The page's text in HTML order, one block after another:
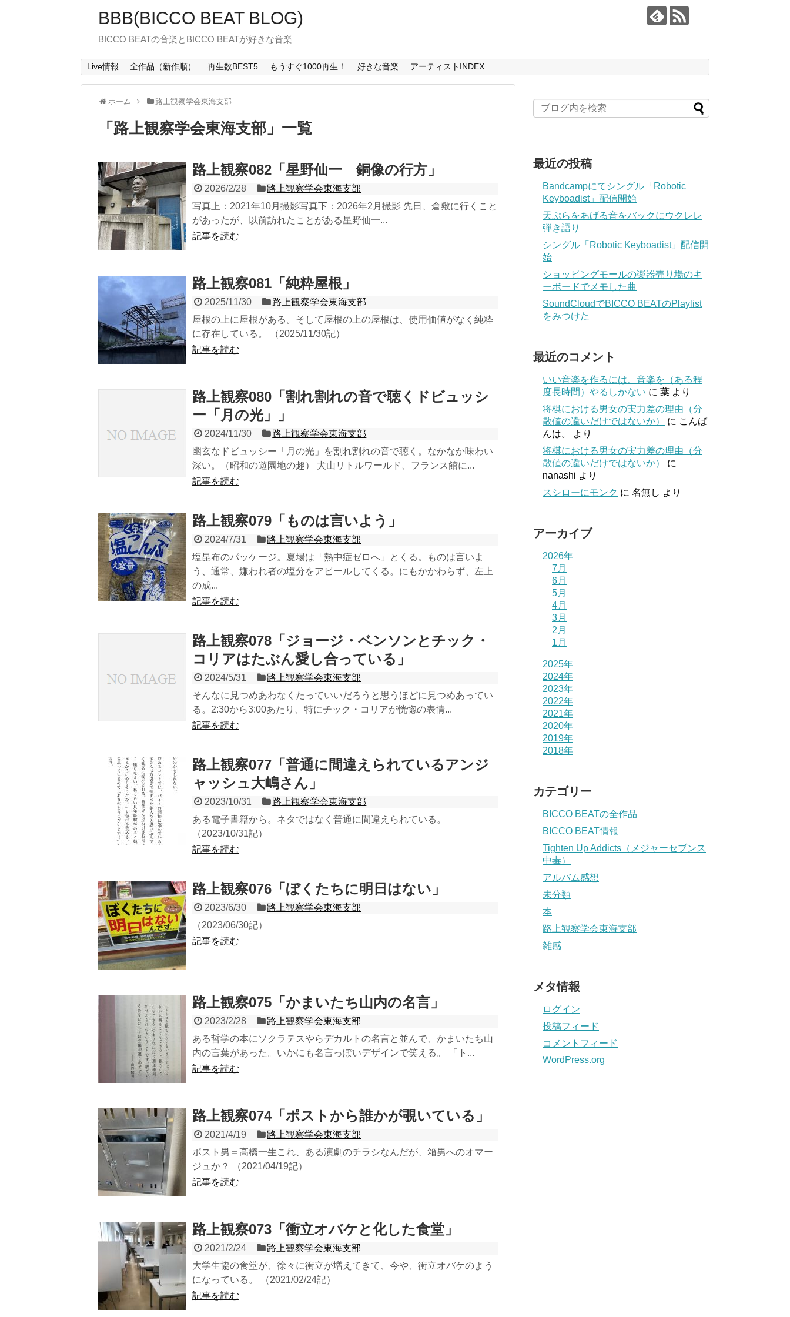
BBB(BICCO BEAT BLOG)
BICCO BEATの音楽とBICCO BEATが好きな音楽
Live情報 全作品（新作順） 再生数BEST5 もうすぐ1000再生！ 好きな音楽 アーティストINDEX
ホーム 路上観察学会東海支部
「 路上観察学会東海支部 」 一覧
路上観察082「星野仙一 銅像の行方」
2026/2/28
路上観察学会東海支部
写真上：2021年10月撮影写真下：2026年2月撮影 先日、倉敷に行くこと
があったが、以前訪れたことがある星野仙一...
記事を読む
路上観察081「純粋屋根」
2025/11/30
路上観察学会東海支部
屋根の上に屋根がある。そして屋根の上の屋根は、使用価値がなく純粋
に存在している。 （2025/11/30記）
記事を読む
路上観察080「割れ割れの音で聴くドビュッシ
ー「月の光」」
2024/11/30
路上観察学会東海支部
幽玄なドビュッシー「月の光」を割れ割れの音で聴く。なかなか味わい
深い。（昭和の遊園地の趣） 犬山リトルワールド、フランス館に...
記事を読む
路上観察079「ものは言いよう」
2024/7/31
路上観察学会東海支部
塩昆布のパッケージ。夏場は「熱中症ゼロへ」とくる。ものは言いよ
う、通常、嫌われ者の塩分をアピールしてくる。にもかかわらず、左上
の成...
記事を読む
路上観察078「ジョージ・ベンソンとチック・
コリアはたぶん愛し合っている」
2024/5/31
路上観察学会東海支部
そんなに見つめあわなくたっていいだろうと思うほどに見つめあってい
る。2:30から3:00あたり、特にチック・コリアが恍惚の表情...
記事を読む
路上観察077「普通に間違えられているアンジ
ャッシュ大嶋さん」
2023/10/31
路上観察学会東海支部
ある電子書籍から。ネタではなく普通に間違えられている。
（2023/10/31記）
記事を読む
路上観察076「ぼくたちに明日はない」
2023/6/30
路上観察学会東海支部
（2023/06/30記）
記事を読む
路上観察075「かまいたち山内の名言」
2023/2/28
路上観察学会東海支部
ある哲学の本にソクラテスやらデカルトの名言と並んで、かまいたち山
内の言葉があった。いかにも名言っぽいデザインで笑える。 「ト...
記事を読む
路上観察074「ポストから誰かが覗いている」
2021/4/19
路上観察学会東海支部
ポスト男＝高橋一生これ、ある演劇のチラシなんだが、箱男へのオマー
ジュか？ （2021/04/19記）
記事を読む
路上観察073「衝立オバケと化した食堂」
2021/2/24
路上観察学会東海支部
大学生協の食堂が、徐々に衝立が増えてきて、今や、衝立オバケのよう
になっている。 （2021/02/24記）
記事を読む
最近の投稿
Bandcampにてシングル「Robotic
Keyboadist」配信開始
天ぷらをあげる音をバックにウクレレ
弾き語り
シングル「Robotic Keyboadist」配信開
始
ショッピングモールの楽器売り場のキ
ーボードでメモした曲
SoundCloudでBICCO BEATのPlaylist
をみつけた
最近のコメント
いい音楽を作るには、音楽を（ある程
度長時間）やるしかない に 葉 より
将棋における男女の実力差の理由（分
散値の違いだけではないか）
に こんば
んは。
より
将棋における男女の実力差の理由（分
散値の違いだけではないか）
に
nanashi より
スシローにモンク に 名無し より
アーカイブ
2026年
7月
6月
5月
4月
3月
2月
1月
2025年
2024年
2023年
2022年
2021年
2020年
2019年
2018年
カテゴリー
BICCO BEATの全作品
BICCO BEAT情報
Tighten Up Addicts（メジャーセブンス
中毒）
アルバム感想
未分類
本
路上観察学会東海支部
雑感
メタ情報
ログイン
投稿フィード
コメントフィード
WordPress.org